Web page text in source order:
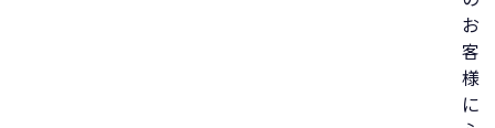
お
客
様
に